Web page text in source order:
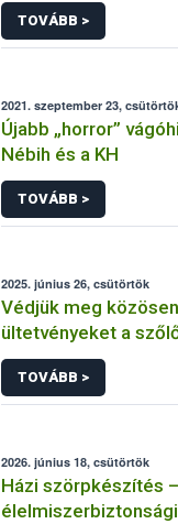
TOVÁBB >
2021. szeptember 23,
Újabb „horror”
Nébih és a KH
TOVÁBB >
2025. június 26, csütörtök
Védjük meg
ültetvényeket a
sárgaság betegség
TOVÁBB >
2026. június 18, csütörtök
Házi szörpkészítés –